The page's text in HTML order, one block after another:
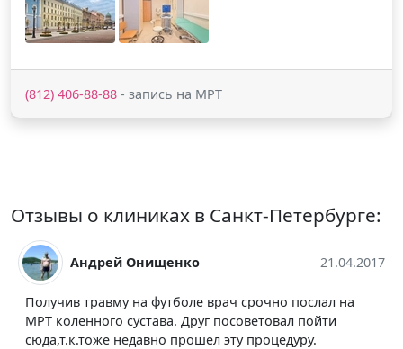
(812) 406-88-88 - запись на МРТ
Отзывы о клиниках в Санкт-Петербурге:
Анна Вага
На диагностику попала в связи с сильными болями
спине. И это то после лечения в сильно
разрекламированной клинике. Где не только не